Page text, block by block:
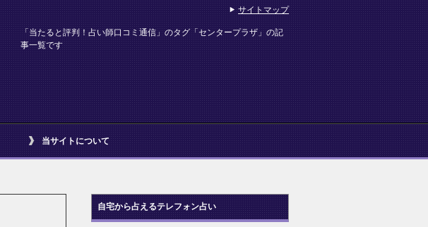
「当たると評判！占い師口コミ通信」のタグ「センタープラザ」の記
事一覧です
当サイトについて
自宅から占えるテレフォン占い
サイトマップ